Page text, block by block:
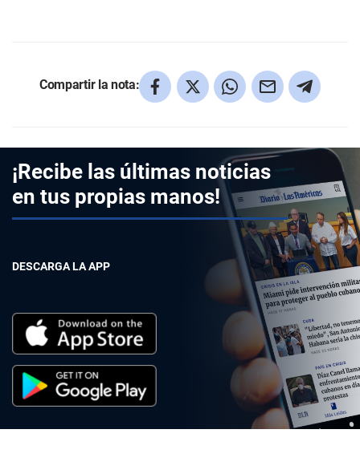
Compartir la nota:
¡Recibe las últimas noticias
en tus propias manos!
DESCARGA LA APP